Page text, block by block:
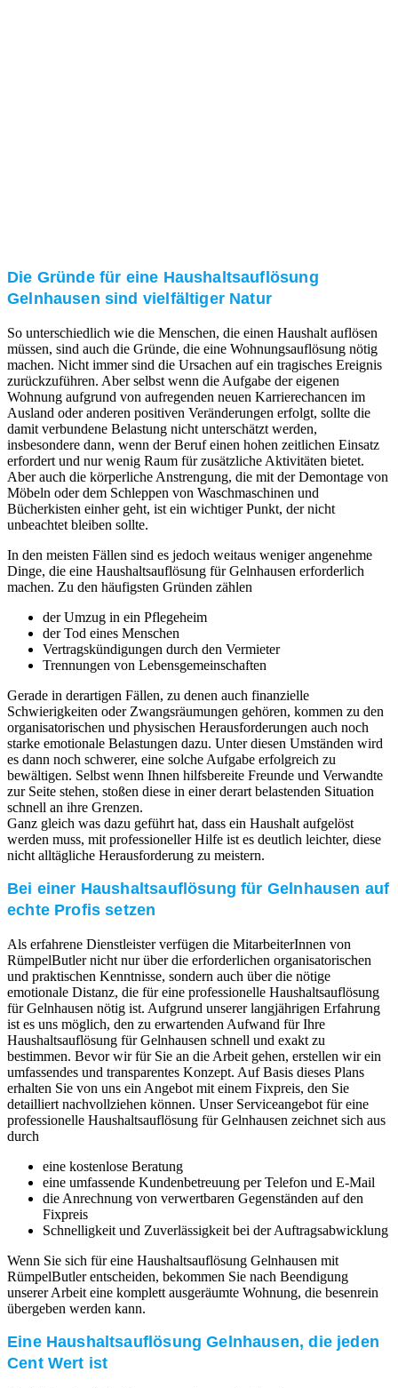
Die Gründe für eine Haushaltsauflösung
Gelnhausen sind vielfältiger Natur
So unterschiedlich wie die Menschen, die einen Haushalt auflösen
müssen, sind auch die Gründe, die eine Wohnungsauflösung nötig
machen. Nicht immer sind die Ursachen auf ein tragisches Ereignis
zurückzuführen. Aber selbst wenn die Aufgabe der eigenen
Wohnung aufgrund von aufregenden neuen Karrierechancen im
Ausland oder anderen positiven Veränderungen erfolgt, sollte die
damit verbundene Belastung nicht unterschätzt werden,
insbesondere dann, wenn der Beruf einen hohen zeitlichen Einsatz
erfordert und nur wenig Raum für zusätzliche Aktivitäten bietet.
Aber auch die körperliche Anstrengung, die mit der Demontage von
Möbeln oder dem Schleppen von Waschmaschinen und
Bücherkisten einher geht, ist ein wichtiger Punkt, der nicht
unbeachtet bleiben sollte.
In den meisten Fällen sind es jedoch weitaus weniger angenehme
Dinge, die eine Haushaltsauflösung für Gelnhausen erforderlich
machen. Zu den häufigsten Gründen zählen
der Umzug in ein Pflegeheim
der Tod eines Menschen
Vertragskündigungen durch den Vermieter
Trennungen von Lebensgemeinschaften
Gerade in derartigen Fällen, zu denen auch finanzielle
Schwierigkeiten oder Zwangsräumungen gehören, kommen zu den
organisatorischen und physischen Herausforderungen auch noch
starke emotionale Belastungen dazu. Unter diesen Umständen wird
es dann noch schwerer, eine solche Aufgabe erfolgreich zu
bewältigen. Selbst wenn Ihnen hilfsbereite Freunde und Verwandte
zur Seite stehen, stoßen diese in einer derart belastenden Situation
schnell an ihre Grenzen.
Ganz gleich was dazu geführt hat, dass ein Haushalt aufgelöst
werden muss, mit professioneller Hilfe ist es deutlich leichter, diese
nicht alltägliche Herausforderung zu meistern.
Bei einer Haushaltsauflösung für Gelnhausen auf
echte Profis setzen
Als erfahrene Dienstleister verfügen die MitarbeiterInnen von
RümpelButler nicht nur über die erforderlichen organisatorischen
und praktischen Kenntnisse, sondern auch über die nötige
emotionale Distanz, die für eine professionelle Haushaltsauflösung
für Gelnhausen nötig ist. Aufgrund unserer langjährigen Erfahrung
ist es uns möglich, den zu erwartenden Aufwand für Ihre
Haushaltsauflösung für Gelnhausen schnell und exakt zu
bestimmen. Bevor wir für Sie an die Arbeit gehen, erstellen wir ein
umfassendes und transparentes Konzept. Auf Basis dieses Plans
erhalten Sie von uns ein Angebot mit einem Fixpreis, den Sie
detailliert nachvollziehen können. Unser Serviceangebot für eine
professionelle Haushaltsauflösung für Gelnhausen zeichnet sich aus
durch
eine kostenlose Beratung
eine umfassende Kundenbetreuung per Telefon und E-Mail
die Anrechnung von verwertbaren Gegenständen auf den
Fixpreis
Schnelligkeit und Zuverlässigkeit bei der Auftragsabwicklung
Wenn Sie sich für eine Haushaltsauflösung Gelnhausen mit
RümpelButler entscheiden, bekommen Sie nach Beendigung
unserer Arbeit eine komplett ausgeräumte Wohnung, die besenrein
übergeben werden kann.
Eine Haushaltsauflösung Gelnhausen, die jeden
Cent Wert ist